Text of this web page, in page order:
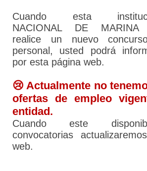
Cuando esta
NACIONAL DE MARINA
realice un nuevo
personal, usted podrá
por esta página web.
😢 Actualmente no
ofertas de empleo
entidad.
Cuando este
convocatorias
web.